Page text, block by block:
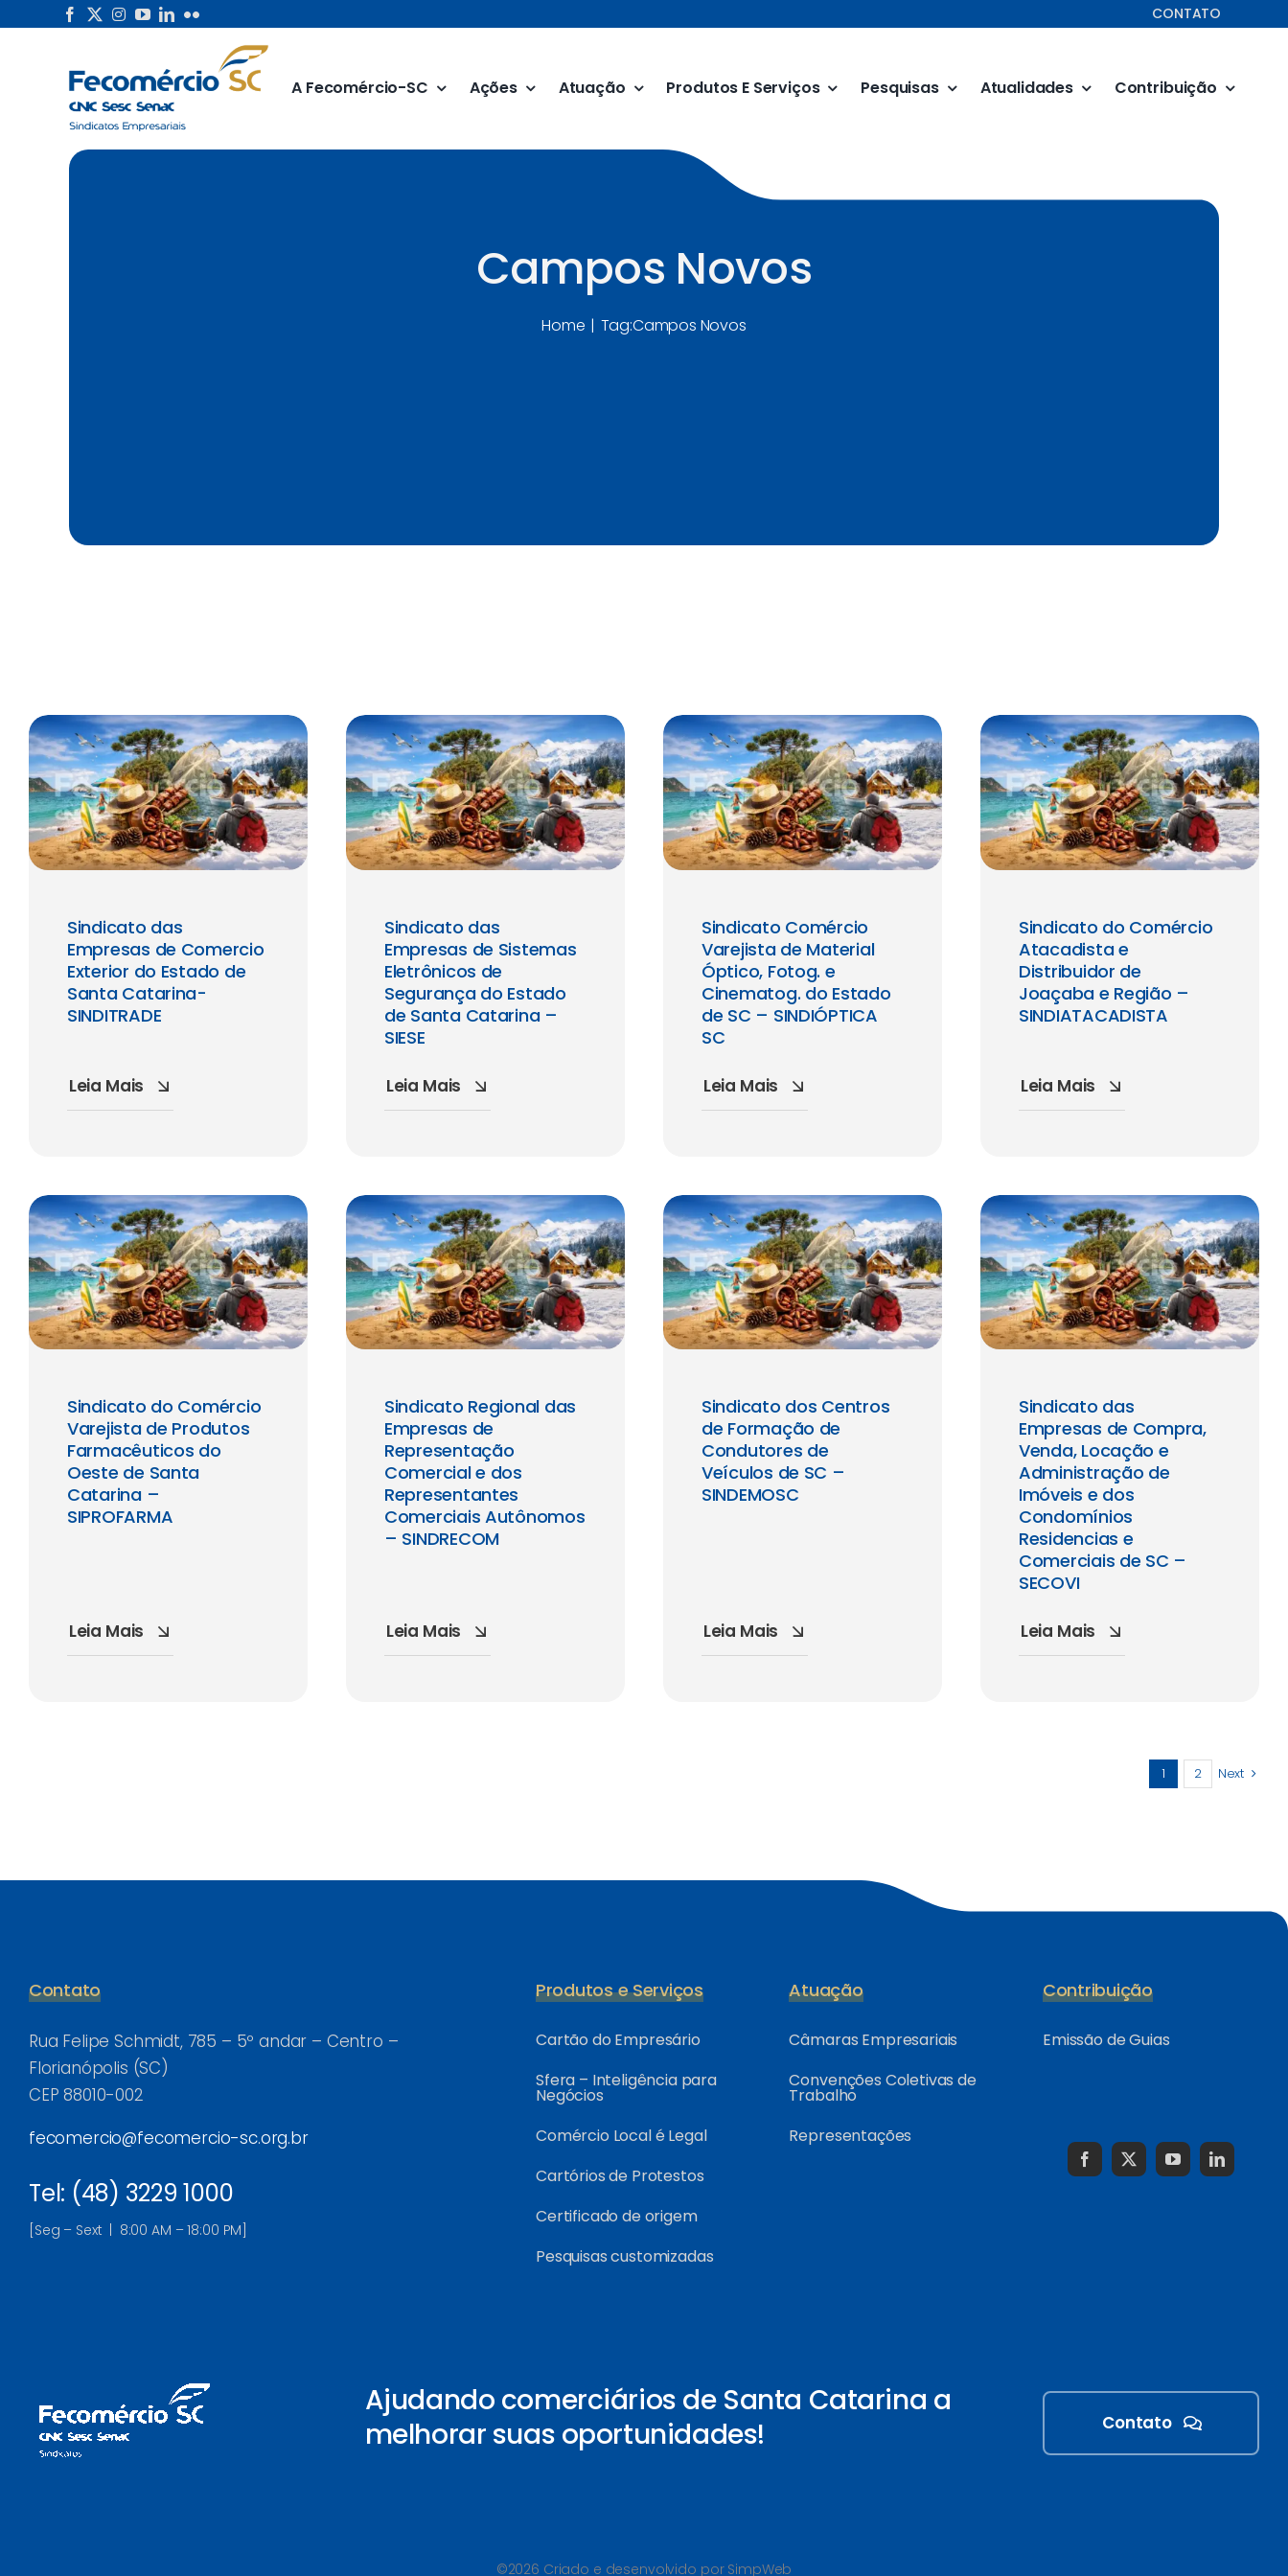
CONTATO
A Fecomércio-SC Ações Atuação Produtos E Serviços Pesquisas Atualidades Contribuição
Campos Novos
Home Tag:Campos Novos
Sindicato das
Empresas de Comercio
Exterior do Estado de
Santa Catarina-
SINDITRADE
Leia Mais
Sindicato das
Empresas de Sistemas
Eletrônicos de
Segurança do Estado
de Santa Catarina –
SIESE
Leia Mais
Sindicato Comércio
Varejista de Material
Óptico, Fotog. e
Cinematog. do Estado
de SC – SINDIÓPTICA
SC
Leia Mais
Sindicato do Comércio
Atacadista e
Distribuidor de
Joaçaba e Região –
SINDIATACADISTA
Leia Mais
Sindicato do Comércio
Varejista de Produtos
Farmacêuticos do
Oeste de Santa
Catarina –
SIPROFARMA
Leia Mais
Sindicato Regional das
Empresas de
Representação
Comercial e dos
Representantes
Comerciais Autônomos
– SINDRECOM
Leia Mais
Sindicato dos Centros
de Formação de
Condutores de
Veículos de SC –
SINDEMOSC
Leia Mais
Sindicato das
Empresas de Compra,
Venda, Locação e
Administração de
Imóveis e dos
Condomínios
Residencias e
Comerciais de SC –
SECOVI
Leia Mais
1 2 Next
Contato
Rua Felipe Schmidt, 785 – 5º andar – Centro –
Florianópolis (SC)
CEP 88010-002
fecomercio@fecomercio-sc.org.br
Tel: (48) 3229 1000
[Seg – Sext | 8:00 AM – 18:00 PM]
Produtos e Serviços
Cartão do Empresário
Sfera – Inteligência para
Negócios
Comércio Local é Legal
Cartórios de Protestos
Certificado de origem
Pesquisas customizadas
Atuação
Câmaras Empresariais
Convenções Coletivas de
Trabalho
Representações
Contribuição
Emissão de Guias
Ajudando comerciários de Santa Catarina a
melhorar suas oportunidades!
Contato
©2026 Criado e desenvolvido por SimpWeb